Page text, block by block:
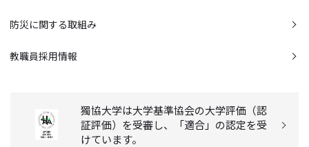
防災に関する取組み
教職員採用情報
獨協大学は大学基準協会の大学評価（認
証評価）を受審し、「適合」の認定を受
けています。